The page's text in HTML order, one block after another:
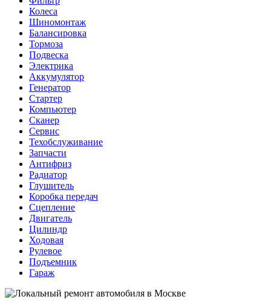
Колеса
Шиномонтаж
Балансировка
Тормоза
Подвеска
Электрика
Аккумулятор
Генератор
Стартер
Компьютер
Сканер
Сервис
Техобслуживание
Запчасти
Антифриз
Радиатор
Глушитель
Коробка передач
Сцепление
Двигатель
Цилиндр
Ходовая
Рулевое
Подъемник
Гараж